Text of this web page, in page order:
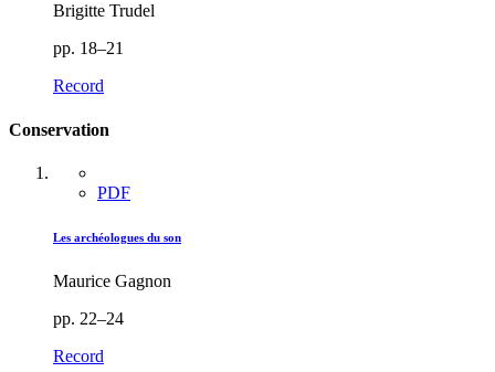
Brigitte Trudel
pp. 18–21
Record
Conservation
PDF
Les archéologues du son
Maurice Gagnon
pp. 22–24
Record